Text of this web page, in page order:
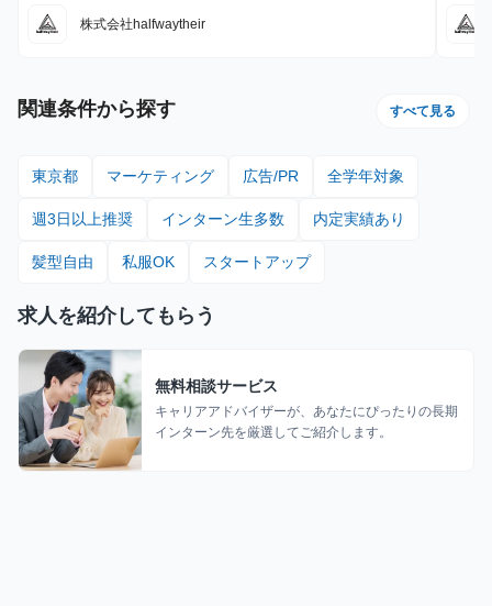
株式会社halfwaytheir
関連条件から探す すべて見る
東京都 マーケティング 広告/PR 全学年対象
週3日以上推奨 インターン生多数 内定実績あり
髪型自由 私服OK スタートアップ
求人を紹介してもらう
無料相談サービス
キャリアアドバイザーが、あなたにぴったりの長期
インターン先を厳選してご紹介します。